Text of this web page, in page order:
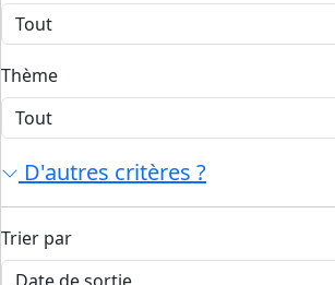
Thème
D'autres critères ?
Trier par